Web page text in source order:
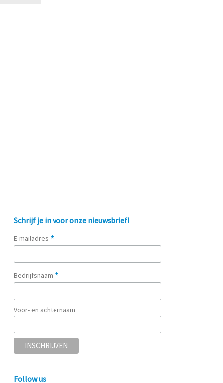
Schrijf je in voor onze nieuwsbrief!
E-mailadres *
Bedrijfsnaam *
Voor- en achternaam
Follow us